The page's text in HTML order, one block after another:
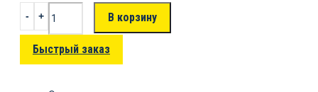
В корзину
Быстрый заказ